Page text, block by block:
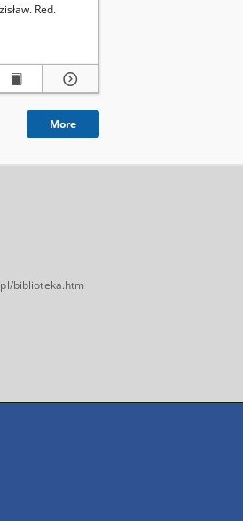
Fot.
Red.
More
biblioteka.htm